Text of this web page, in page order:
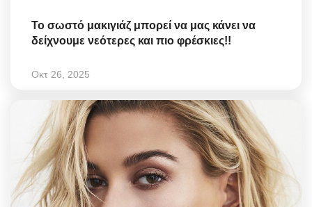
Το σωστό μακιγιάζ μπορεί να μας κάνει να
δείχνουμε νεότερες και πιο φρέσκιες!!
Οκτ 26, 2025